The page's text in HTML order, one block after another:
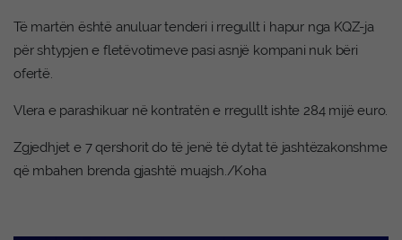
Të martën është anuluar tenderi i rregullt i hapur nga KQZ-ja
për shtypjen e fletëvotimeve pasi asnjë kompani nuk bëri
ofertë.
Vlera e parashikuar në kontratën e rregullt ishte 284 mijë euro.
Zgjedhjet e 7 qershorit do të jenë të dytat të jashtëzakonshme
që mbahen brenda gjashtë muajsh./Koha